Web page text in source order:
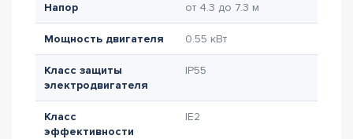
Напор от 4.3 до 7.3 м
Мощность двигателя 0.55 кВт
Класс защиты
электродвигателя
IP55
Класс
эффективности
IE2